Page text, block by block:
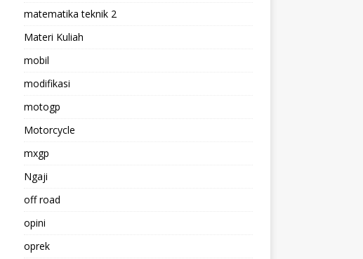
matematika teknik 2
Materi Kuliah
mobil
modifikasi
motogp
Motorcycle
mxgp
Ngaji
off road
opini
oprek